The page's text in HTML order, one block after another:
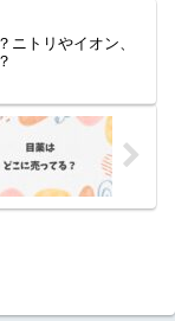
ニトリやイオン、